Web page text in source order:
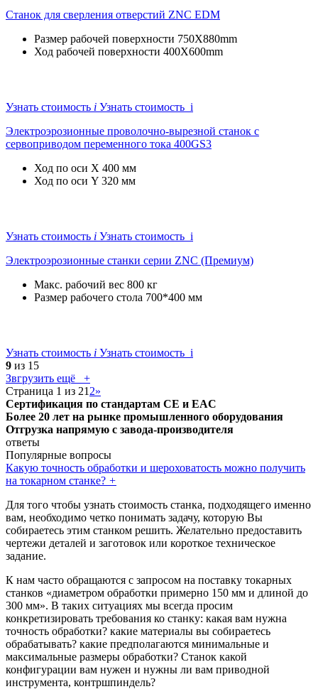
Станок для сверления отверстий ZNC EDM
Размер рабочей поверхности 750X880mm
Ход рабочей поверхности 400X600mm
Узнать стоимость i Узнать стоимость i
Электроэрозионные проволочно-вырезной станок с
сервоприводом переменного тока 400GS3
Ход по оси X 400 мм
Ход по оси Y 320 мм
Узнать стоимость i Узнать стоимость i
Электроэрозионные станки серии ZNC (Премиум)
Макс. рабочий вес 800 кг
Размер рабочего стола 700*400 мм
Узнать стоимость i Узнать стоимость i
9 из 15
Звгрузить ещё +
Страница 1 из 21 2»
Сертификация по стандартам CE и EAC
Более 20 лет на рынке промышленного оборудования
Отгрузка напрямую с завода-производителя
ответы
Популярные вопросы
Какую точность обработки и шероховатость можно получить
на токарном станке? +
Для того чтобы узнать стоимость станка, подходящего именно
вам, необходимо четко понимать задачу, которую Вы
собираетесь этим станком решить. Желательно предоставить
чертежи деталей и заготовок или короткое техническое
задание.
К нам часто обращаются с запросом на поставку токарных
станков «диаметром обработки примерно 150 мм и длиной до
300 мм». В таких ситуациях мы всегда просим
конкретизировать требования ко станку: какая вам нужна
точность обработки? какие материалы вы собираетесь
обрабатывать? какие предполагаются минимальные и
максимальные размеры обработки? Станок какой
конфигурации вам нужен и нужны ли вам приводной
инструмента, контршпиндель?